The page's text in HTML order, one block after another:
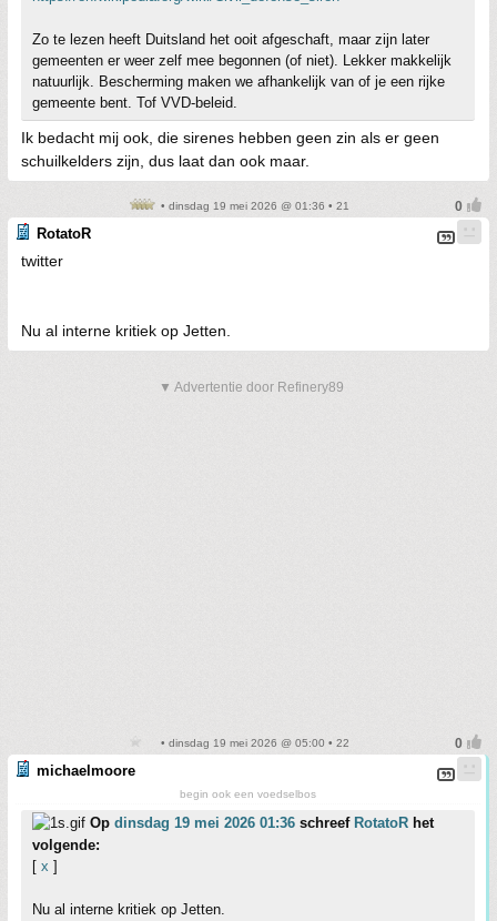
Zo te lezen heeft Duitsland het ooit afgeschaft, maar zijn later
gemeenten er weer zelf mee begonnen (of niet). Lekker makkelijk
natuurlijk. Bescherming maken we afhankelijk van of je een rijke
gemeente bent. Tof VVD-beleid.
Ik bedacht mij ook, die sirenes hebben geen zin als er geen
schuilkelders zijn, dus laat dan ook maar.
• dinsdag 19 mei 2026 @ 01:36 • 21
RotatoR
twitter
Nu al interne kritiek op Jetten.
▼ Advertentie door Refinery89
• dinsdag 19 mei 2026 @ 05:00 • 22
michaelmoore
begin ook een voedselbos
Op dinsdag 19 mei 2026 01:36 schreef RotatoR het
volgende:
[ x ]
Nu al interne kritiek op Jetten.